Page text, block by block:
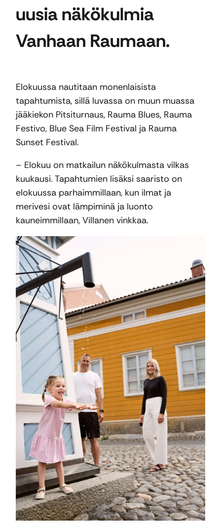
uusia näkökulmia
Vanhaan Raumaan.
Elokuussa nautitaan monenlaisista
tapahtumista, sillä luvassa on muun muassa
jääkiekon Pitsiturnaus, Rauma Blues, Rauma
Festivo, Blue Sea Film Festival ja Rauma
Sunset Festival.
– Elokuu on matkailun näkökulmasta vilkas
kuukausi. Tapahtumien lisäksi saaristo on
elokuussa parhaimmillaan, kun ilmat ja
merivesi ovat lämpiminä ja luonto
kauneimmillaan, Villanen vinkkaa.